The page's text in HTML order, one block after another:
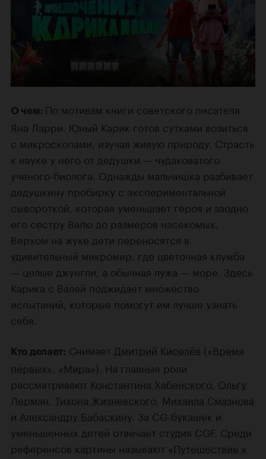
О чем: По мотивам книги советского писателя
Яна Ларри. Юный Карик готов сутками возиться
с микроскопами, изучая живую природу. Страсть
к науке у него от дедушки — чудаковатого
ученого-биолога. Однажды мальчишка разбивает
дедушкину пробирку с экспериментальной
сывороткой, которая уменьшает героя и заодно
его сестру Валю до размеров насекомых.
Верхом на жуке дети переносятся в
удивительный микромир, где цветочная клумба
— целые джунгли, а обычная лужа — море. Здесь
Карика с Валей поджидает множество
испытаний, которые помогут им лучше узнать
себя.
Кто делает: Снимает Дмитрий Киселёв («Время
первых» «Мира»). На главные роли
рассматривают Константина Хабенского Ольгу
Лерман Тихона Жизневского Михаила Смазнова
и Александру Бабаскину . За CG-букашек и
уменьшенных детей отвечает студия CGF. Среди
референсов картины называют «Путешествие к